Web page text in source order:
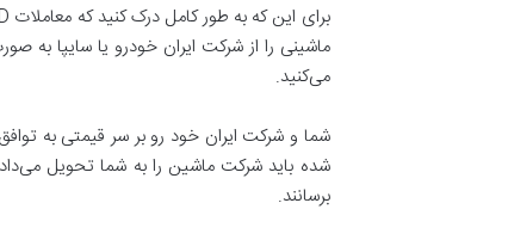
ماشینی را از شرکت ایران خودرو یا سایپا
می‌کنید.
شما و شرکت ایران خود رو بر سر قیمتی به
برسانند.